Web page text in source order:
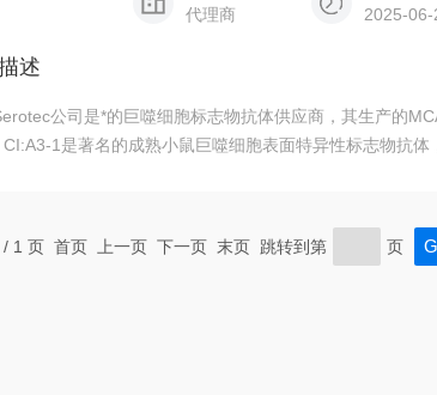
代理商
2025-06-
述
公司是*的巨噬细胞标志物抗体供应商，其生产的
1是著名的成熟小鼠巨噬细胞表面特异性标志物抗体
/ 1 页 首页 上一页 下一页 末页 跳转到第 页